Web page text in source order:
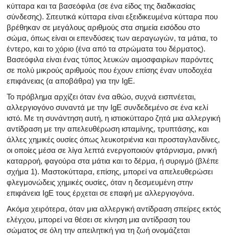
κύτταρα και τα βασεόφιλα (σε ένα είδος της διαδικασίας
σύνδεσης). Σιτευτικά κύτταρα είναι εξειδικευμένα κύτταρα που
βρέθηκαν σε μεγάλους αριθμούς στα σημεία εισόδου στο
σώμα, όπως είναι οι επενδύσεις των αεραγωγών, τα μάτια, το
έντερο, και το χόριο (ένα από τα στρώματα του δέρματος).
Βασεόφιλα είναι ένας τύπος λευκών αιμοσφαιρίων παρόντες
σε πολύ μικρούς αριθμούς που έχουν επίσης έναν υποδοχέα
επιφάνειας (α αποβάθρα) για την IgE.
Το πρόβλημα αρχίζει όταν ένα αθώο, συχνά εισπνέεται,
αλλεργιογόνο συναντά με την IgE συνδεδεμένο σε ένα κελί
ιστό. Με τη συνάντηση αυτή, η ιστιοκύτταρο ζητά μια αλλεργική
αντίδραση με την απελευθέρωση ισταμίνης, τρυπτάσης, και
άλλες χημικές ουσίες όπως λευκοτριένια και προσταγλανδίνες,
οι οποίες μέσα σε λίγα λεπτά ενεργοποιούν φτάρνισμα, ρινική
καταρροή, φαγούρα στα μάτια και το δέρμα, ή συριγμό (βλέπε
σχήμα 1). Μαστοκύτταρα, επίσης, μπορεί να απελευθερώσει
φλεγμονώδεις χημικές ουσίες, όταν η δεσμευμένη στην
επιφάνεια IgE τους έρχεται σε επαφή με αλλεργιογόνα.
Ακόμα χειρότερα, όταν μια αλλεργική αντίδραση σπείρες εκτός
ελέγχου, μπορεί να θέσει σε κίνηση μια αντίδραση του
σώματος σε όλη την απειλητική για τη ζωή ονομάζεται